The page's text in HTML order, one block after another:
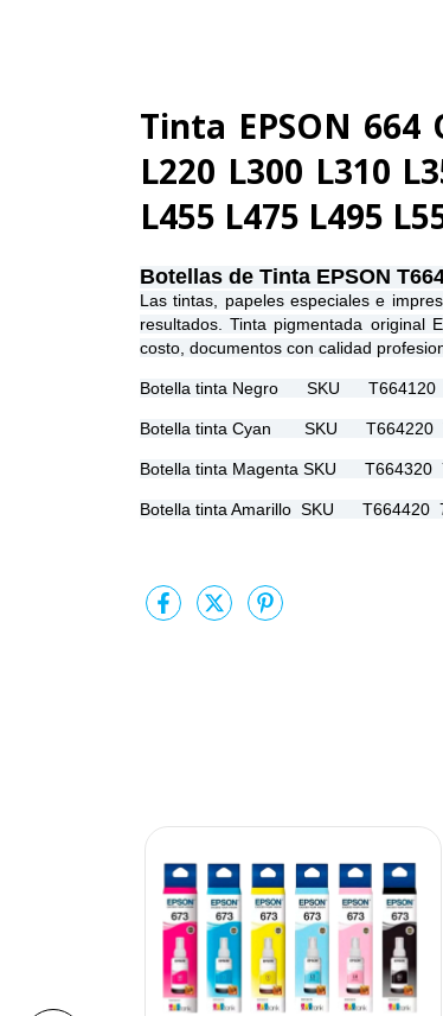
Tinta EPSON 664
L220 L300 L310
L455 L475 L495
Botellas de Tinta EPSON
Las tintas, papeles especiales e
resultados. Tinta pigmentada original
costo, documentos con calidad
Botella tinta Negro SKU T664120
Botella tinta Cyan SKU T664220
Botella tinta Magenta SKU T664320
Botella tinta Amarillo SKU T664420